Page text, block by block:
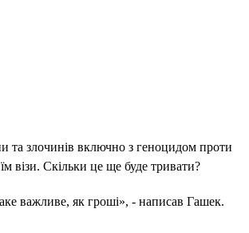
та злочинів включно з геноцидом проти
візи. Скільки це ще буде тривати?
важливе, як гроші», - написав Гашек.